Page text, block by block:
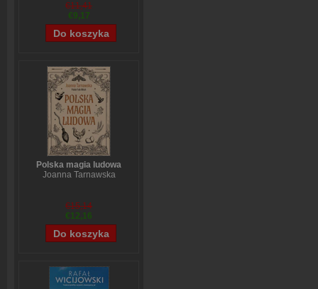
Stefanie Stahl
€11,41
€9,17
Polska magia ludowa
Joanna Tarnawska
€15,14
€12,16